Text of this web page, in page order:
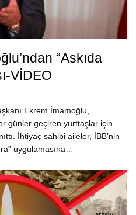
“askıda
VİDEO
Ekrem İmamoğlu,
günler geçiren yurttaşlar için
İhtiyaç sahibi aileler, İBB’nin
uygulamasına…